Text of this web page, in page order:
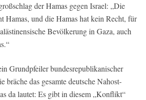
der Hamas gegen Israel: „Die
Hamas, und die Hamas hat kein Recht, für
Bevölkerung in Gaza, auch
Grundpfeiler bundesrepublikanischer
bräche das gesamte deutsche Nahost-
da lautet: Es gibt in diesem „Konflikt“